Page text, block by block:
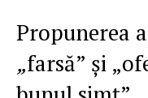
Propunerea
„farsă” şi